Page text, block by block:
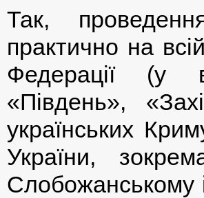
Так,
практично на
Федерації (у
«Південь»,
українських
України,
Слобожанському